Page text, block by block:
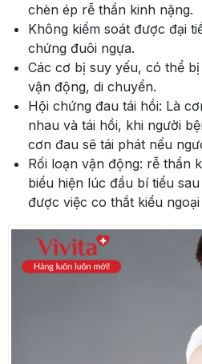
chèn ép rễ thần kinh nặng.
Không kiểm soát được đại
chứng đuôi ngựa.
Các cơ bị suy yếu, có thể
vận động, di chuyển.
Hội chứng đau tái hồi: Là
nhau và tái hồi, khi người
cơn đau sẽ tái phát nếu
Rối loạn vận động: rễ thần
biểu hiện lúc đầu bí tiểu
được việc co thắt kiểu ngoại